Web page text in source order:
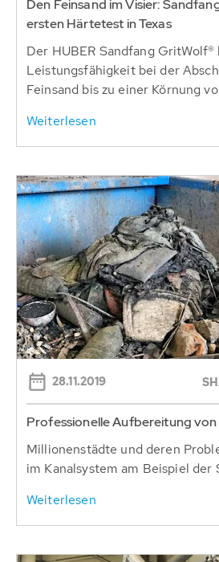
Den Feinsand im Visier:
ersten Härtetest in Texas
Der HUBER Sandfang GritWolf®
Leistungsfähigkeit bei der
Feinsand bis zu einer Körnung
Weiterlesen
28.11.2019
Professionelle Aufbereitung von
Millionenstädte und deren
im Kanalsystem am Beispiel der
Weiterlesen